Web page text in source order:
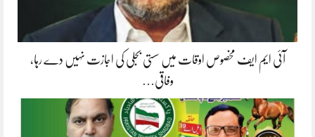
آئی ایم ایف مخصوص اوقات میں سستی بجلی کی اجازت نہیں دے رہا،
وفاقی…